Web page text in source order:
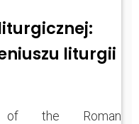
liturgii
of the Roman